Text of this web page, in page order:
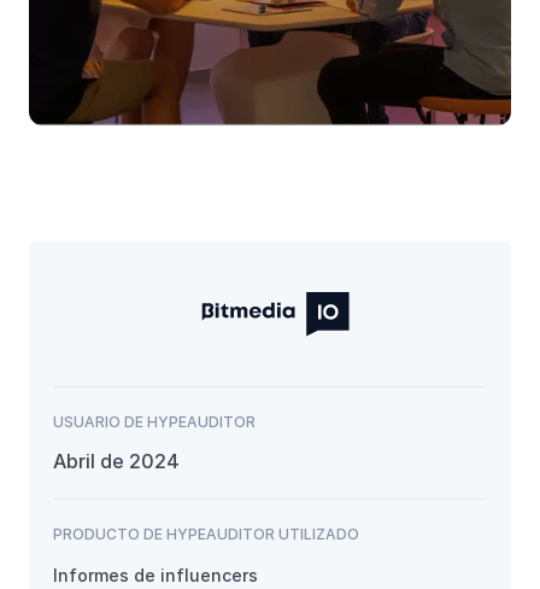
USUARIO DE HYPEAUDITOR
Abril de 2024
PRODUCTO DE HYPEAUDITOR UTILIZADO
Informes de influencers